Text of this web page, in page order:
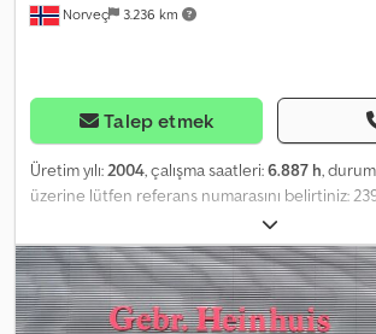
Norveç 3.236 km
Talep etmek
Üretim yılı:2004, çalışma saatleri:6.887 h,
üzerine lütfen referans numarasını belirtiniz:
Model yılı 2008 Yaklaşık 6887 çalışma saati
saati Motor, yaklaşık 5000 çalışma saatinde
kapak Dkedezn E Iyjpfx Aayer İyi durumda şasi
çalışıyor Çelik iç gövde, yaklaşık 5950 saatte
Teslimata hazır Çalışma saatleri: 6887 Boş